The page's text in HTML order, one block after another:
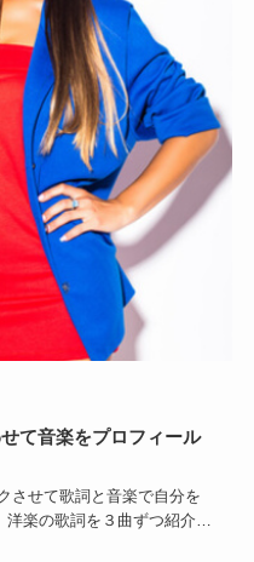
て音楽をプロフィール
させて歌詞と音楽で自分を
楽の歌詞を３曲ずつ紹介し